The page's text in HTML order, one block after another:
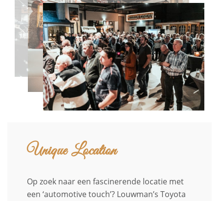
Unique Location
Op zoek naar een fascinerende locatie met
een ‘automotive touch’? Louwman’s Toyota